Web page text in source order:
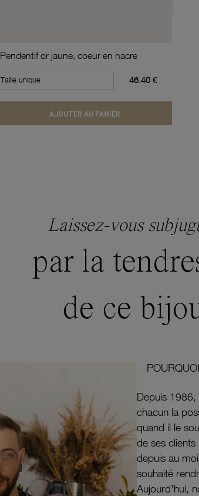
Pendentif or jaune, coeur en nacre
Taille unique 46.40 €
AJOUTER AU PANIER
Laissez-vous
par la
de ce
Depuis
chacun la
quand il le
de ses clients
depuis au
souhaité
Aujourd'hui,